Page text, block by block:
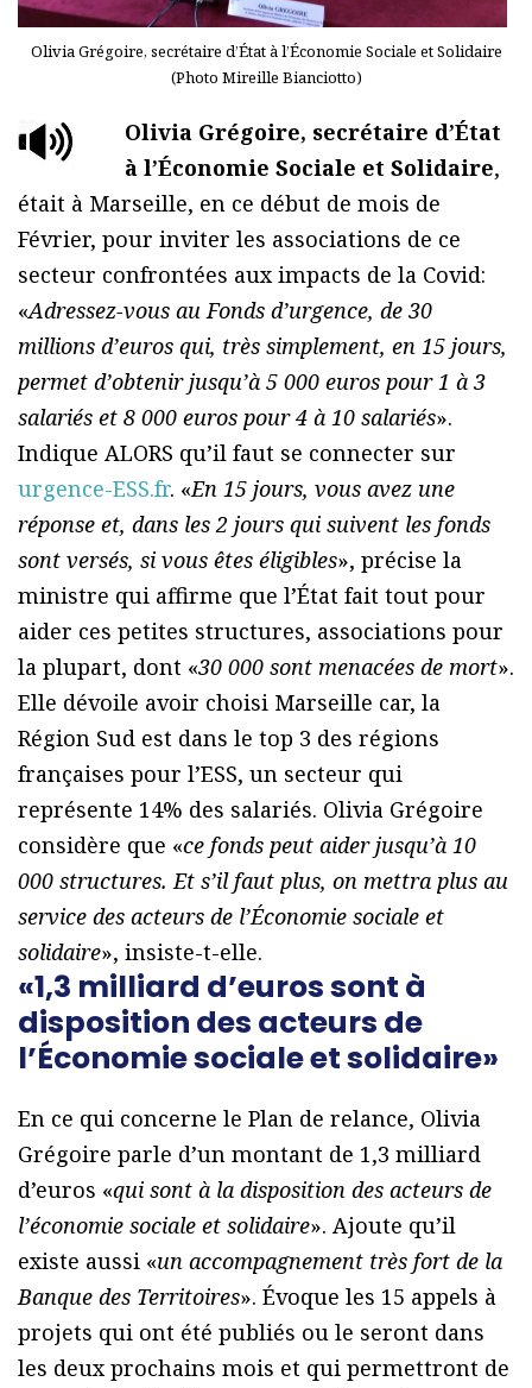
Olivia Grégoire, secrétaire d’État à l’Économie Sociale et Solidaire
(Photo Mireille Bianciotto)
Olivia Grégoire, secrétaire d’État
à l’Économie Sociale et Solidaire,
était à Marseille, en ce début de mois de
Février, pour inviter les associations de ce
secteur confrontées aux impacts de la Covid:
«Adressez-vous au Fonds d’urgence, de 30
millions d’euros qui, très simplement, en 15 jours,
permet d’obtenir jusqu’à 5 000 euros pour 1 à 3
salariés et 8 000 euros pour 4 à 10 salariés».
Indique ALORS qu’il faut se connecter sur
urgence-ESS.fr. «En 15 jours, vous avez une
réponse et, dans les 2 jours qui suivent les fonds
sont versés, si vous êtes éligibles», précise la
ministre qui affirme que l’État fait tout pour
aider ces petites structures, associations pour
la plupart, dont «30 000 sont menacées de mort».
Elle dévoile avoir choisi Marseille car, la
Région Sud est dans le top 3 des régions
françaises pour l’ESS, un secteur qui
représente 14% des salariés. Olivia Grégoire
considère que «ce fonds peut aider jusqu’à 10
000 structures. Et s’il faut plus, on mettra plus au
service des acteurs de l’Économie sociale et
solidaire», insiste-t-elle.
«1,3 milliard d’euros sont à
disposition des acteurs de
l’Économie sociale et solidaire»
En ce qui concerne le Plan de relance, Olivia
Grégoire parle d’un montant de 1,3 milliard
d’euros «qui sont à la disposition des acteurs de
l’économie sociale et solidaire». Ajoute qu’il
existe aussi «un accompagnement très fort de la
Banque des Territoires». Évoque les 15 appels à
projets qui ont été publiés ou le seront dans
les deux prochains mois et qui permettront de